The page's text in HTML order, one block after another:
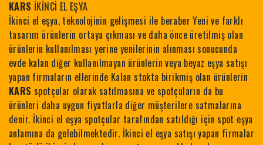
KARS İKİNCİ EL EŞYA
İkinci el eşya, teknolojinin gelişmesi ile beraber Yeni ve farklı
tasarım ürünlerin ortaya çıkması ve daha önce üretilmiş olan
ürünlerin kullanılması yerine yenilerinin alınması sonucunda
evde kalan diğer kullanılmayan ürünlerin veya beyaz eşya satışı
yapan firmaların ellerinde Kalan stokta birikmiş olan ürünlerin
KARS spotçular olarak satılmasına ve spotçuların da bu
ürünleri daha uygun fiyatlarla diğer müşterilere satmalarına
denir. İkinci el eşya spotçular tarafından satıldığı için spot eşya
anlamına da gelebilmektedir. İkinci el eşya satışı yapan firmalar